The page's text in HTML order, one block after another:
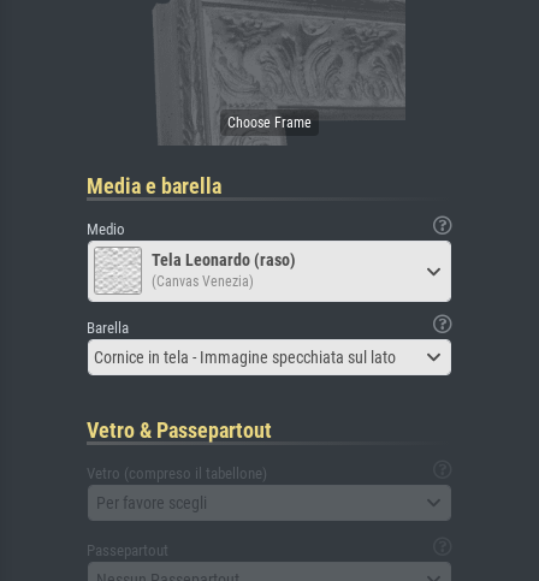
Media e barella
Medio
Tela Leonardo (raso)
(Canvas Venezia)
Barella
Cornice in tela - Immagine specchiata sul lato
Vetro & Passepartout
Vetro (compreso il tabellone)
Per favore scegli
Passepartout